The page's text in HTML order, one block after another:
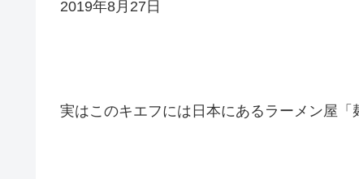
2019年8月27日
実はこのキエフには日本にあるラーメン屋「